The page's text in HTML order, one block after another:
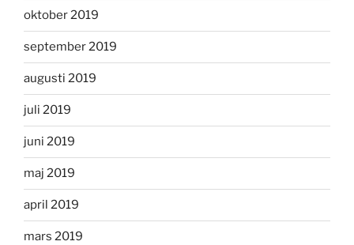
oktober 2019
september 2019
augusti 2019
juli 2019
juni 2019
maj 2019
april 2019
mars 2019